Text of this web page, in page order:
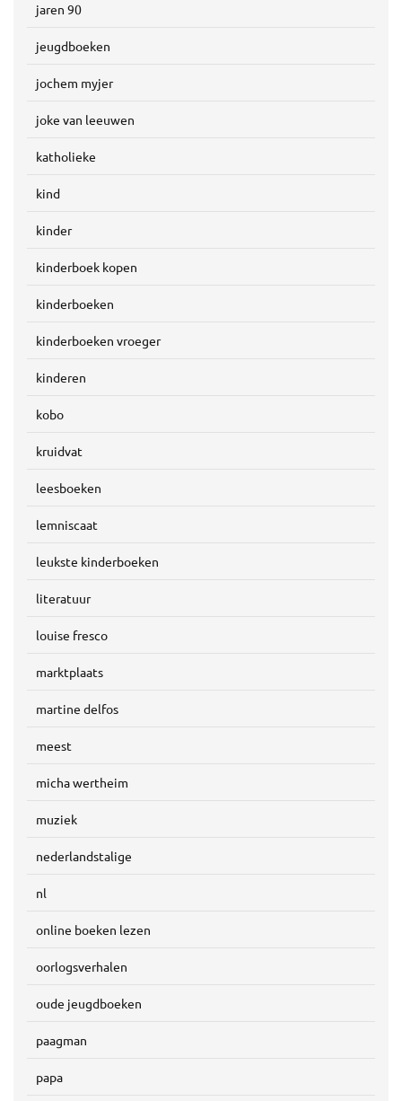
jaren 90
jeugdboeken
jochem myjer
joke van leeuwen
katholieke
kind
kinder
kinderboek kopen
kinderboeken
kinderboeken vroeger
kinderen
kobo
kruidvat
leesboeken
lemniscaat
leukste kinderboeken
literatuur
louise fresco
marktplaats
martine delfos
meest
micha wertheim
muziek
nederlandstalige
nl
online boeken lezen
oorlogsverhalen
oude jeugdboeken
paagman
papa